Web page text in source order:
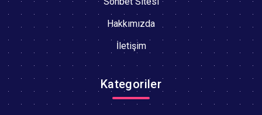
Hakkımızda
İletişim
Kategoriler